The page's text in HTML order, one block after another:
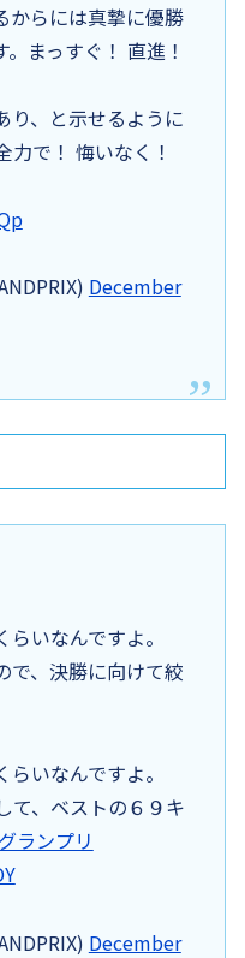
からには真摯に優勝
まっすぐ！ 直進！
り、と示せるように
力で！ 悔いなく！
December
いなんですよ。
で、決勝に向けて絞
いなんですよ。
て、ベストの６９キ
ランプリ
December